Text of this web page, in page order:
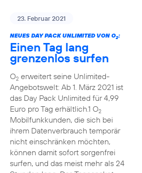
23. Februar 2021
NEUES DAY PACK UNLIMITED VON O2:
Einen Tag lang
grenzenlos surfen
O2erweitert seine Unlimited-
Angebotswelt: Ab 1. März 2021 ist
das Day Pack Unlimited für 4,99
Euro pro Tag erhältlich.1 O2
Mobilfunkkunden, die sich bei
ihrem Datenverbrauch temporär
nicht einschränken möchten,
können damit sofort sorgenfrei
surfen, und das meist mehr als 24